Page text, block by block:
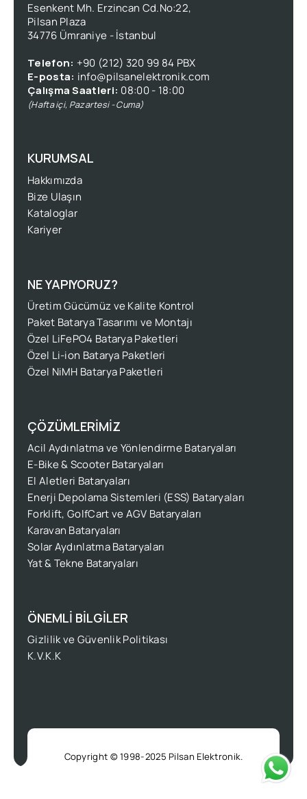
Esenkent Mh. Erzincan Cd.No:22,
Pilsan Plaza
34776 Ümraniye - İstanbul
Telefon: +90 (212) 320 99 84 PBX
E-posta: info@pilsanelektronik.com
Çalışma Saatleri: 08:00 - 18:00
(Hafta içi, Pazartesi - Cuma)
KURUMSAL
Hakkımızda
Bize Ulaşın
Kataloglar
Kariyer
NE YAPIYORUZ?
Üretim Gücümüz ve Kalite Kontrol
Paket Batarya Tasarımı ve Montajı
Özel LiFePO4 Batarya Paketleri
Özel Li-ion Batarya Paketleri
Özel NiMH Batarya Paketleri
ÇÖZÜMLERİMİZ
Acil Aydınlatma ve Yönlendirme Bataryaları
E-Bike & Scooter Bataryaları
El Aletleri Bataryaları
Enerji Depolama Sistemleri (ESS) Bataryaları
Forklift, GolfCart ve AGV Bataryaları
Karavan Bataryaları
Solar Aydınlatma Bataryaları
Yat & Tekne Bataryaları
ÖNEMLİ BİLGİLER
Gizlilik ve Güvenlik Politikası
K.V.K.K
Copyright © 1998-2025 Pilsan Elektronik.